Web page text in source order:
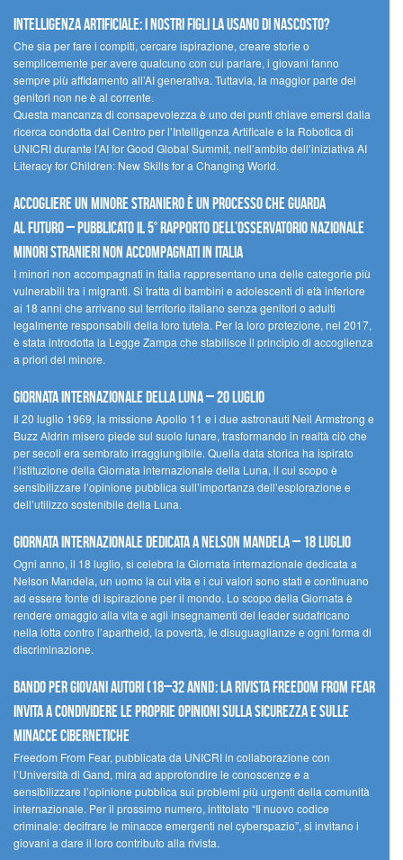
Intelligenza artificiale: i nostri figli la usano di nascosto?
Che sia per fare i compiti, cercare ispirazione, creare storie o
semplicemente per avere qualcuno con cui parlare, i giovani fanno
sempre più affidamento all’AI generativa. Tuttavia, la maggior parte dei
genitori non ne è al corrente.
Questa mancanza di consapevolezza è uno dei punti chiave emersi dalla
ricerca condotta dal Centro per l’Intelligenza Artificale e la Robotica di
UNICRI durante l’AI for Good Global Summit, nell’ambito dell’iniziativa AI
Literacy for Children: New Skills for a Changing World.
Accogliere un minore straniero è un processo che guarda
al futuro – Pubblicato il 5° rapporto dell’Osservatorio Nazionale
Minori Stranieri Non Accompagnati in Italia
I minori non accompagnati in Italia rappresentano una delle categorie più
vulnerabili tra i migranti. Si tratta di bambini e adolescenti di età inferiore
ai 18 anni che arrivano sul territorio italiano senza genitori o adulti
legalmente responsabili della loro tutela. Per la loro protezione, nel 2017,
è stata introdotta la Legge Zampa che stabilisce il principio di accoglienza
a priori del minore.
Giornata Internazionale della Luna – 20 luglio
Il 20 luglio 1969, la missione Apollo 11 e i due astronauti Neil Armstrong e
Buzz Aldrin misero piede sul suolo lunare, trasformando in realtà ciò che
per secoli era sembrato irraggiungibile. Quella data storica ha ispirato
l’istituzione della Giornata internazionale della Luna, il cui scopo è
sensibilizzare l’opinione pubblica sull’importanza dell’esplorazione e
dell’utilizzo sostenibile della Luna.
Giornata internazionale dedicata a Nelson Mandela – 18 luglio
Ogni anno, il 18 luglio, si celebra la Giornata internazionale dedicata a
Nelson Mandela, un uomo la cui vita e i cui valori sono stati e continuano
ad essere fonte di ispirazione per il mondo. Lo scopo della Giornata è
rendere omaggio alla vita e agli insegnamenti del leader sudafricano
nella lotta contro l’apartheid, la povertà, le disuguaglianze e ogni forma di
discriminazione.
Bando per giovani autori (18–32 anni): la Rivista Freedom From Fear
invita a condividere le proprie opinioni sulla sicurezza e sulle
minacce cibernetiche
Freedom From Fear, pubblicata da UNICRI in collaborazione con
l’Università di Gand, mira ad approfondire le conoscenze e a
sensibilizzare l’opinione pubblica sui problemi più urgenti della comunità
internazionale. Per il prossimo numero, intitolato “Il nuovo codice
criminale: decifrare le minacce emergenti nel cyberspazio”, si invitano i
giovani a dare il loro contributo alla rivista.